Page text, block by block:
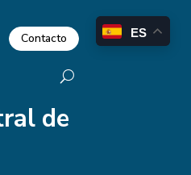
Contacto
de
ES